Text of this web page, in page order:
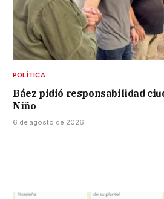
POLÍTICA
Báez pidió responsabilidad
Niño
6 de agosto de 2026